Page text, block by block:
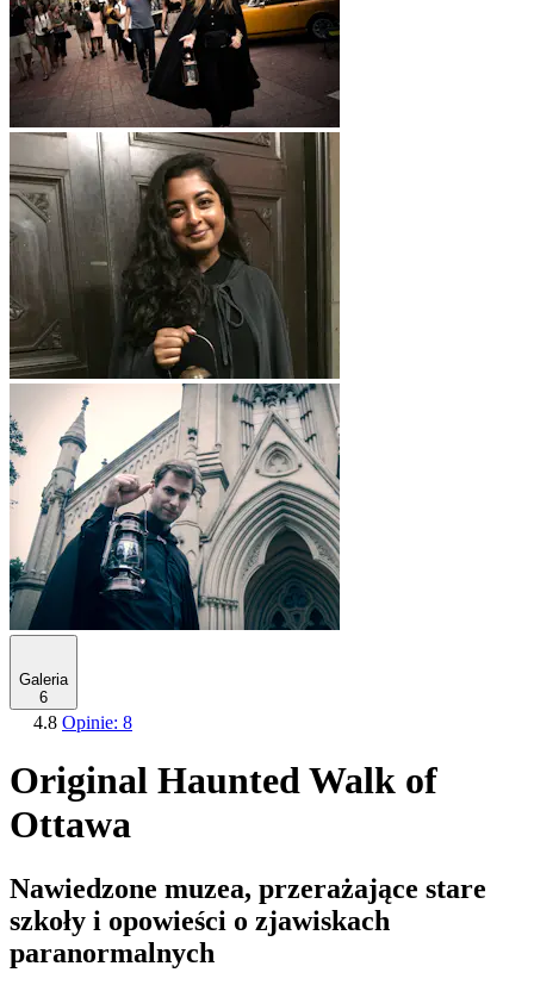
Galeria
6
4.8 Opinie: 8
Original Haunted Walk of
Ottawa
Nawiedzone muzea, przerażające stare
szkoły i opowieści o zjawiskach
paranormalnych